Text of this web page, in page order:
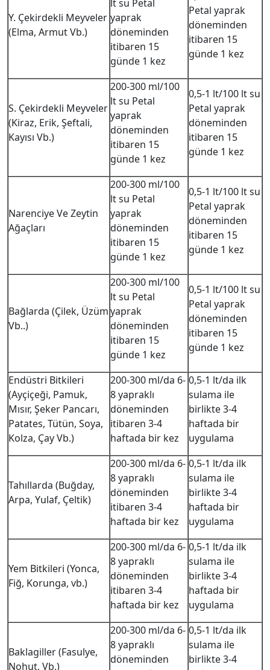
Y. Çekirdekli Meyveler
(Elma, Armut Vb.)
lt su Petal
yaprak
döneminden
itibaren 15
günde 1 kez
Petal yaprak
döneminden
itibaren 15
günde 1 kez
S. Çekirdekli Meyveler
(Kiraz, Erik, Şeftali,
Kayısı Vb.)
200-300 ml/100
lt su Petal
yaprak
döneminden
itibaren 15
günde 1 kez
0,5-1 lt/100 lt su
Petal yaprak
döneminden
itibaren 15
günde 1 kez
Narenciye Ve Zeytin
Ağaçları
200-300 ml/100
lt su Petal
yaprak
döneminden
itibaren 15
günde 1 kez
0,5-1 lt/100 lt su
Petal yaprak
döneminden
itibaren 15
günde 1 kez
Bağlarda (Çilek, Üzüm
Vb..)
200-300 ml/100
lt su Petal
yaprak
döneminden
itibaren 15
günde 1 kez
0,5-1 lt/100 lt su
Petal yaprak
döneminden
itibaren 15
günde 1 kez
Endüstri Bitkileri
(Ayçiçeği, Pamuk,
Mısır, Şeker Pancarı,
Patates, Tütün, Soya,
Kolza, Çay Vb.)
200-300 ml/da 6-
8 yapraklı
döneminden
itibaren 3-4
haftada bir kez
0,5-1 lt/da ilk
sulama ile
birlikte 3-4
haftada bir
uygulama
Tahıllarda (Buğday,
Arpa, Yulaf, Çeltik)
200-300 ml/da 6-
8 yapraklı
döneminden
itibaren 3-4
haftada bir kez
0,5-1 lt/da ilk
sulama ile
birlikte 3-4
haftada bir
uygulama
Yem Bitkileri (Yonca,
Fiğ, Korunga, vb.)
200-300 ml/da 6-
8 yapraklı
döneminden
itibaren 3-4
haftada bir kez
0,5-1 lt/da ilk
sulama ile
birlikte 3-4
haftada bir
uygulama
Baklagiller (Fasulye,
Nohut, Vb.)
200-300 ml/da 6-
8 yapraklı
döneminden
0,5-1 lt/da ilk
sulama ile
birlikte 3-4